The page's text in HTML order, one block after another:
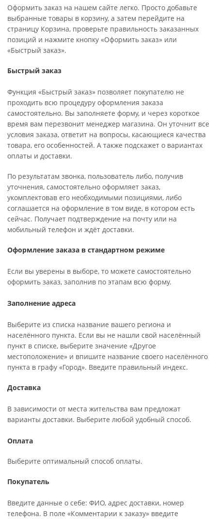
Оформить заказ на нашем сайте легко. Просто добавьте
выбранные товары в корзину, а затем перейдите на
страницу Корзина, проверьте правильность заказанных
позиций и нажмите кнопку «Оформить заказ» или
«Быстрый заказ».
Быстрый заказ
Функция «Быстрый заказ» позволяет покупателю не
проходить всю процедуру оформления заказа
самостоятельно. Вы заполняете форму, и через короткое
время вам перезвонит менеджер магазина. Он уточнит все
условия заказа, ответит на вопросы, касающиеся качества
товара, его особенностей. А также подскажет о вариантах
оплаты и доставки.
По результатам звонка, пользователь либо, получив
уточнения, самостоятельно оформляет заказ,
укомплектовав его необходимыми позициями, либо
соглашается на оформление в том виде, в котором есть
сейчас. Получает подтверждение на почту или на
мобильный телефон и ждёт доставки.
Оформление заказа в стандартном режиме
Если вы уверены в выборе, то можете самостоятельно
оформить заказ, заполнив по этапам всю форму.
Заполнение адреса
Выберите из списка название вашего региона и
населённого пункта. Если вы не нашли свой населённый
пункт в списке, выберите значение «Другое
местоположение» и впишите название своего населённого
пункта в графу «Город». Введите правильный индекс.
Доставка
В зависимости от места жительства вам предложат
варианты доставки. Выберите любой удобный способ.
Оплата
Выберите оптимальный способ оплаты.
Покупатель
Введите данные о себе: ФИО, адрес доставки, номер
телефона. В поле «Комментарии к заказу» введите